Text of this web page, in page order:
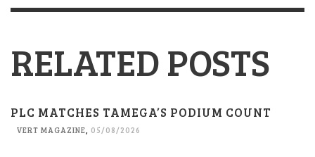
RELATED POSTS
PLC MATCHES TAMEGA’S PODIUM COUNT
VERT MAGAZINE 05/08/2026